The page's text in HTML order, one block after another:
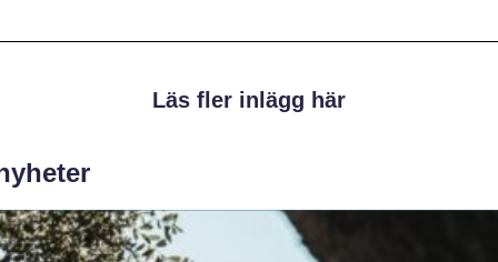
Läs fler inlägg här